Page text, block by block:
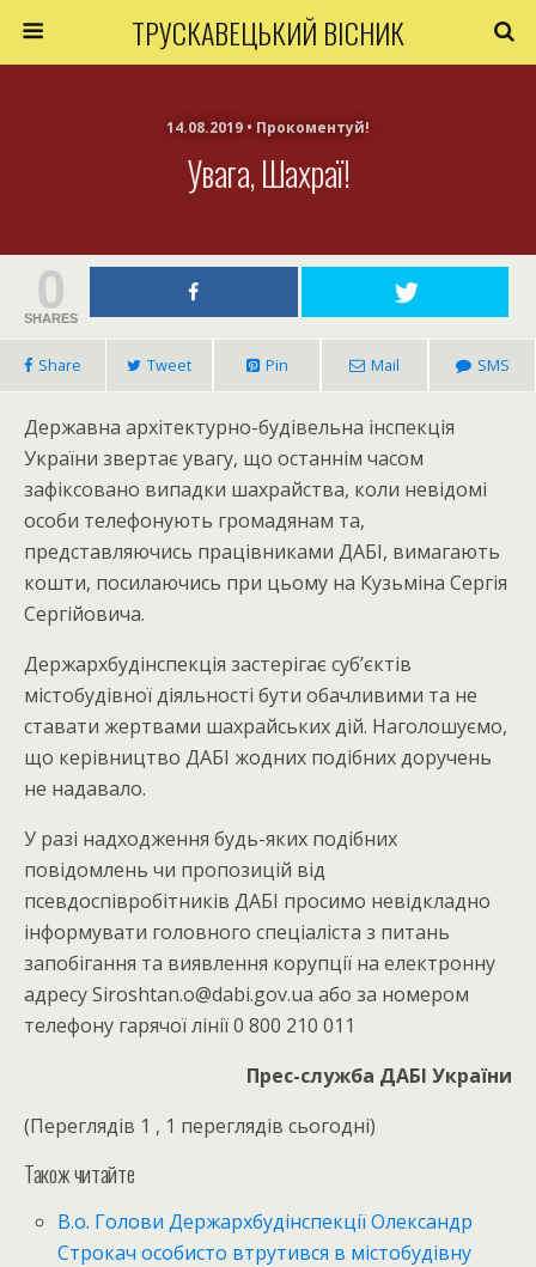
ТРУСКАВЕЦЬКИЙ ВІСНИК
14.08.2019 • Прокоментуй!
Увага, Шахраї!
0
SHARES
Share Tweet Pin Mail SMS
Державна архітектурно-будівельна інспекція
України звертає увагу, що останнім часом
зафіксовано випадки шахрайства, коли невідомі
особи телефонують громадянам та,
представляючись працівниками ДАБІ, вимагають
кошти, посилаючись при цьому на Кузьміна Сергія
Сергійовича.
Держархбудінспекція застерігає суб’єктів
містобудівної діяльності бути обачливими та не
ставати жертвами шахрайських дій. Наголошуємо,
що керівництво ДАБІ жодних подібних доручень
не надавало.
У разі надходження будь-яких подібних
повідомлень чи пропозицій від
псевдоспівробітників ДАБІ просимо невідкладно
інформувати головного спеціаліста з питань
запобігання та виявлення корупції на електронну
адресу Siroshtan.o@dabi.gov.ua або за номером
телефону гарячої лінії 0 800 210 011
Прес-служба ДАБІ України
(Переглядів 1 , 1 переглядів сьогодні)
Також читайте
В.о. Голови Держархбудінспекції Олександр
Строкач особисто втрутився в містобудівну